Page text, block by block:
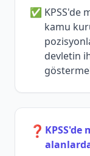
KPSS'de
kamu
devletin
❓